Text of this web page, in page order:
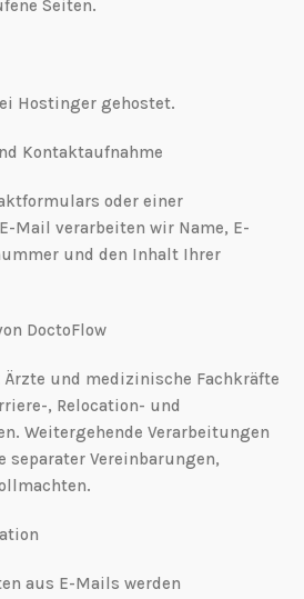
Seiten.
Hostinger gehostet.
Kontaktaufnahme
oder einer
Mail verarbeiten wir Name, E-
und den Inhalt Ihrer
DoctoFlow
und medizinische Fachkräfte
, Relocation- und
Weitergehende Verarbeitungen
separater Vereinbarungen,
aus E-Mails werden